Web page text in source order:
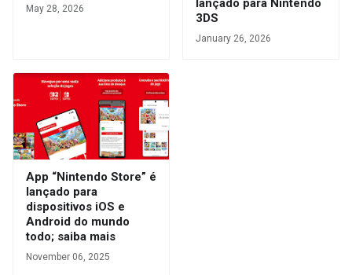
May 28, 2026
lançado para Nintendo
3DS
January 26, 2026
App “Nintendo Store” é
lançado para
dispositivos iOS e
Android do mundo
todo; saiba mais
November 06, 2025